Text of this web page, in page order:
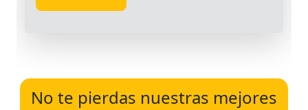
No te pierdas nuestras mejores